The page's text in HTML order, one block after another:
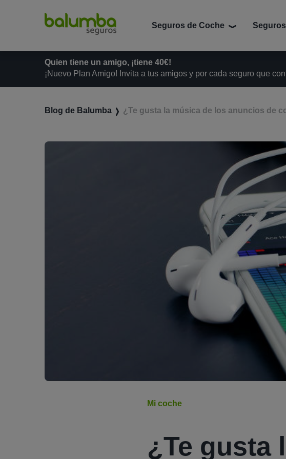
Quien tiene un amigo, ¡tiene 40€!
¡Nuevo Plan Amigo! Invita a tus amigos y por cada seguro que
Seguros de Coche
Blog de Balumba ¿Te gusta la música de los anuncios de
Mi coche
¿Te gusta